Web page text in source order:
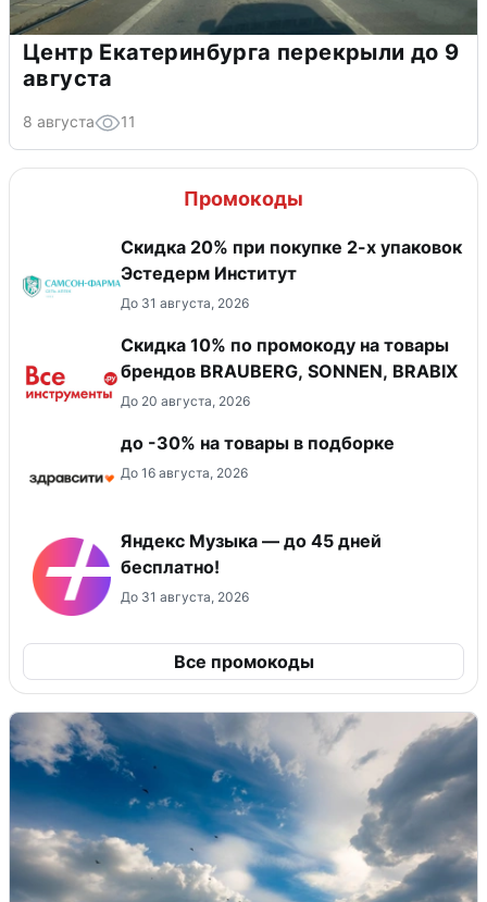
Центр Екатеринбурга перекрыли до 9
августа
8 августа 11
Промокоды
Скидка 20% при покупке 2-х упаковок
Эстедерм Институт
До 31 августа, 2026
Скидка 10% по промокоду на товары
брендов BRAUBERG, SONNEN, BRABIX
До 20 августа, 2026
до -30% на товары в подборке
До 16 августа, 2026
Яндекс Музыка — до 45 дней
бесплатно!
До 31 августа, 2026
Все промокоды